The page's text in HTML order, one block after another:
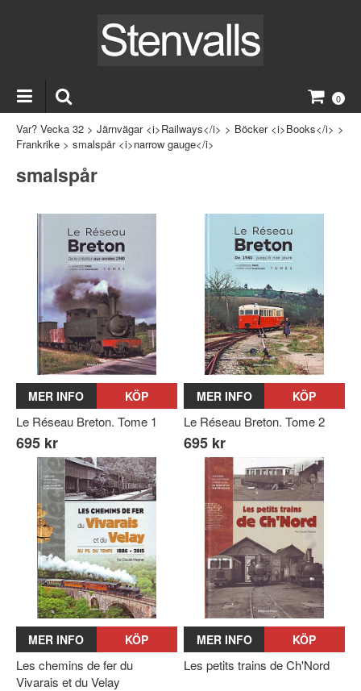
0
Var? Vecka 32 > Järnvägar <i>Railways</i> > Böcker <i>Books</i> >
Frankrike > smalspår <i>narrow gauge</i>
smalspår
MER INFO KÖP
Le Réseau Breton. Tome 1
695 kr
MER INFO KÖP
Le Réseau Breton. Tome 2
695 kr
MER INFO KÖP
Les chemins de fer du
Vivarais et du Velay
MER INFO KÖP
Les petits trains de Ch'Nord